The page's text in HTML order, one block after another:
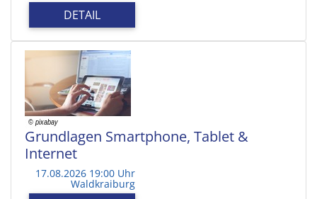
DETAIL
Grundlagen Smartphone, Tablet &
Internet
17.08.2026 19:00 Uhr
Waldkraiburg